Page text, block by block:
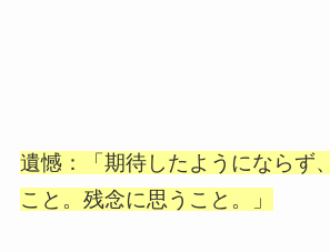
遺憾：「期待したようにならず
こと。残念に思うこと。」